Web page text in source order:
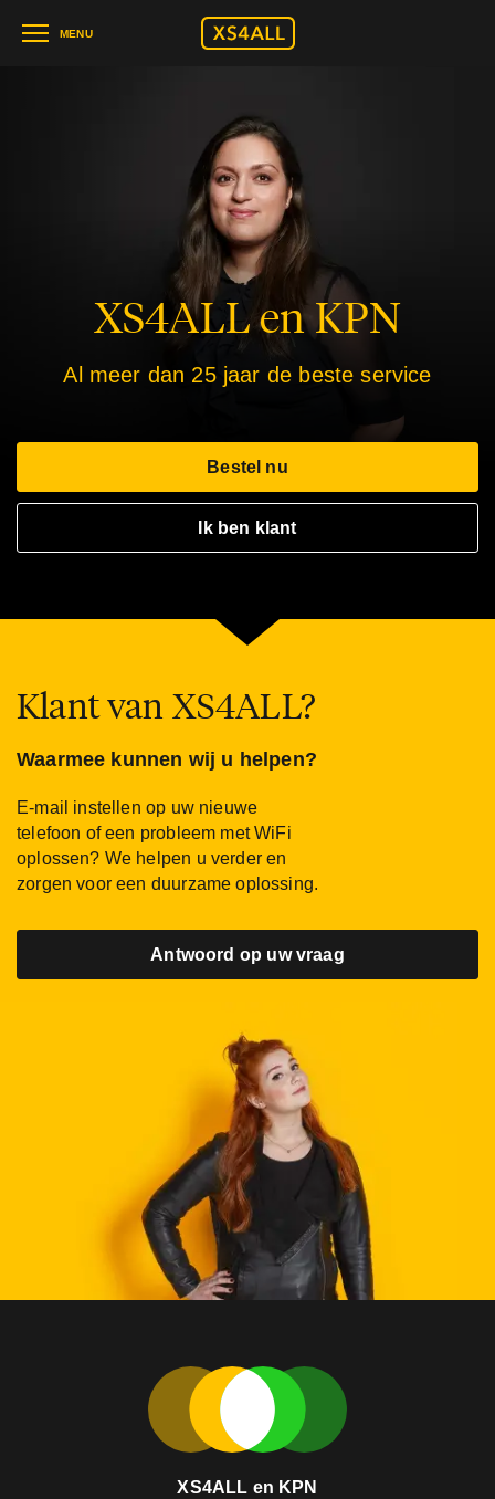
MENU
XS4ALL en KPN
Al meer dan 25 jaar de beste service
Bestel nu
Ik ben klant
Klant van XS4ALL?
Waarmee kunnen wij u helpen?
E-mail instellen op uw nieuwe
telefoon of een probleem met WiFi
oplossen? We helpen u verder en
zorgen voor een duurzame oplossing.
Antwoord op uw vraag
XS4ALL en KPN